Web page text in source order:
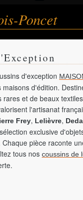
Poncet
d'exception
d'édition.
rares et de beaux
l'artisanat
Frey, Lelièvre,
exclusive
pièce raconte
tous nos coussins de